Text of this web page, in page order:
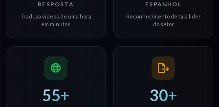
RESPOSTA
Traduza videos de uma hora
em minutos
ESPANHOL
Reconhecimento de fala líder
do setor
55+ 30+